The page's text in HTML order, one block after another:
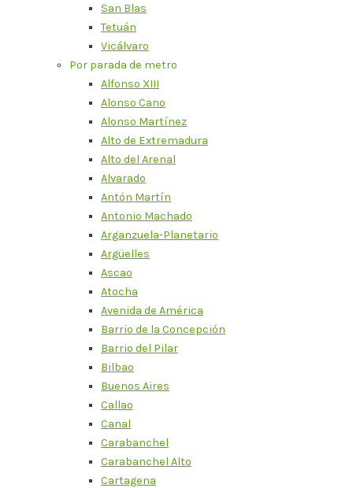
San Blas
Tetuán
Vicálvaro
Por parada de metro
Alfonso XIII
Alonso Cano
Alonso Martínez
Alto de Extremadura
Alto del Arenal
Alvarado
Antón Martín
Antonio Machado
Arganzuela-Planetario
Argüelles
Ascao
Atocha
Avenida de América
Barrio de la Concepción
Barrio del Pilar
Bilbao
Buenos Aires
Callao
Canal
Carabanchel
Carabanchel Alto
Cartagena